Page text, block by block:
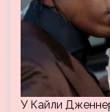
У Кайли